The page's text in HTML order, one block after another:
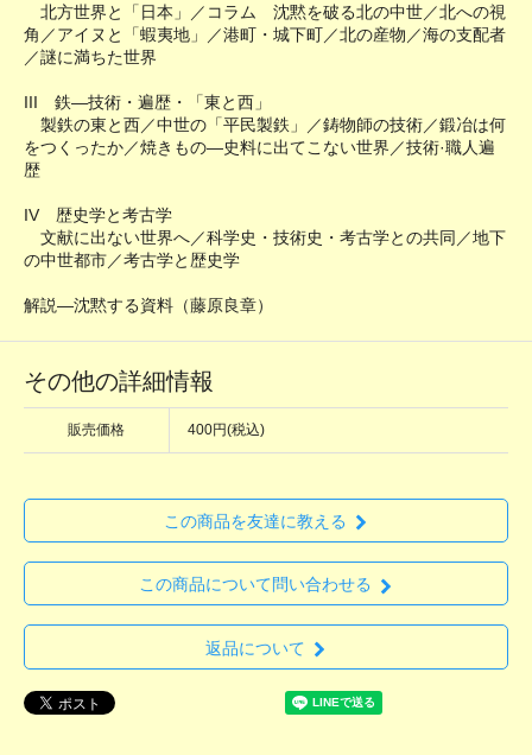
北方世界と「日本」／コラム 沈黙を破る北の中世／北への視
角／アイヌと「蝦夷地」／港町・城下町／北の産物／海の支配者
／謎に満ちた世界
III 鉄―技術・遍歴・「東と西」
製鉄の東と西／中世の「平民製鉄」／鋳物師の技術／鍛冶は何
をつくったか／焼きもの―史料に出てこない世界／技術·職人遍
歴
IV 歴史学と考古学
文献に出ない世界へ／科学史・技術史・考古学との共同／地下
の中世都市／考古学と歴史学
解説―沈黙する資料（藤原良章）
その他の詳細情報
販売価格 400円(税込)
この商品を友達に教える
この商品について問い合わせる
返品について